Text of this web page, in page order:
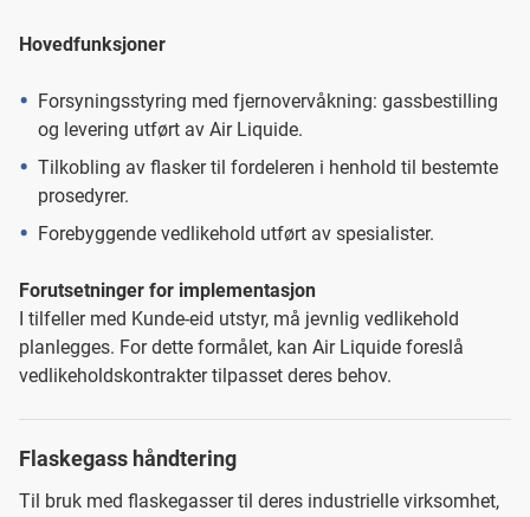
Hovedfunksjoner
Forsyningsstyring med fjernovervåkning: gassbestilling
og levering utført av Air Liquide.
Tilkobling av flasker til fordeleren i henhold til bestemte
prosedyrer.
Forebyggende vedlikehold utført av spesialister.
Forutsetninger for implementasjon
I tilfeller med Kunde-eid utstyr, må jevnlig vedlikehold
planlegges. For dette formålet, kan Air Liquide foreslå
vedlikeholdskontrakter tilpasset deres behov.
Flaskegass håndtering
Til bruk med flaskegasser til deres industrielle virksomhet,